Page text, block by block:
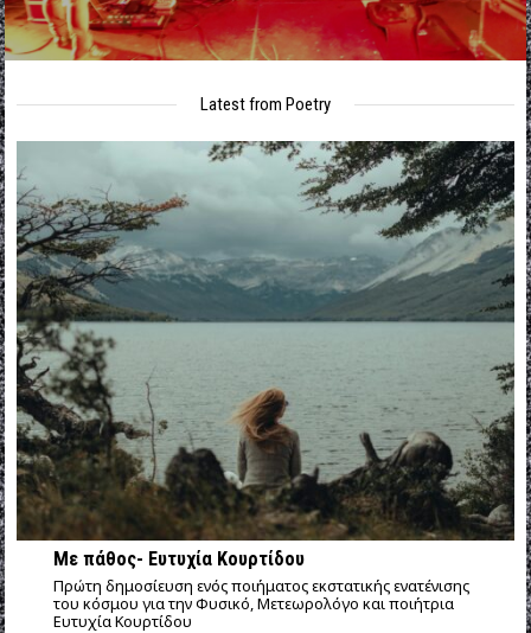
Latest from Poetry
Με πάθος- Ευτυχία Κουρτίδου
Πρώτη δημοσίευση ενός ποιήματος εκστατικής ενατένισης
του κόσμου για την Φυσικό, Μετεωρολόγο και ποιήτρια
Ευτυχία Κουρτίδου